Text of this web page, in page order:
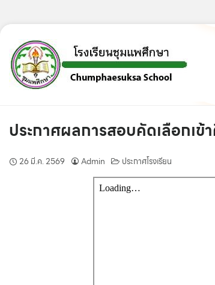
content
ประกาศผลการสอบคัดเลือกเ
26 มี.ค. 2569 Admin ประกาศโรงเรียน